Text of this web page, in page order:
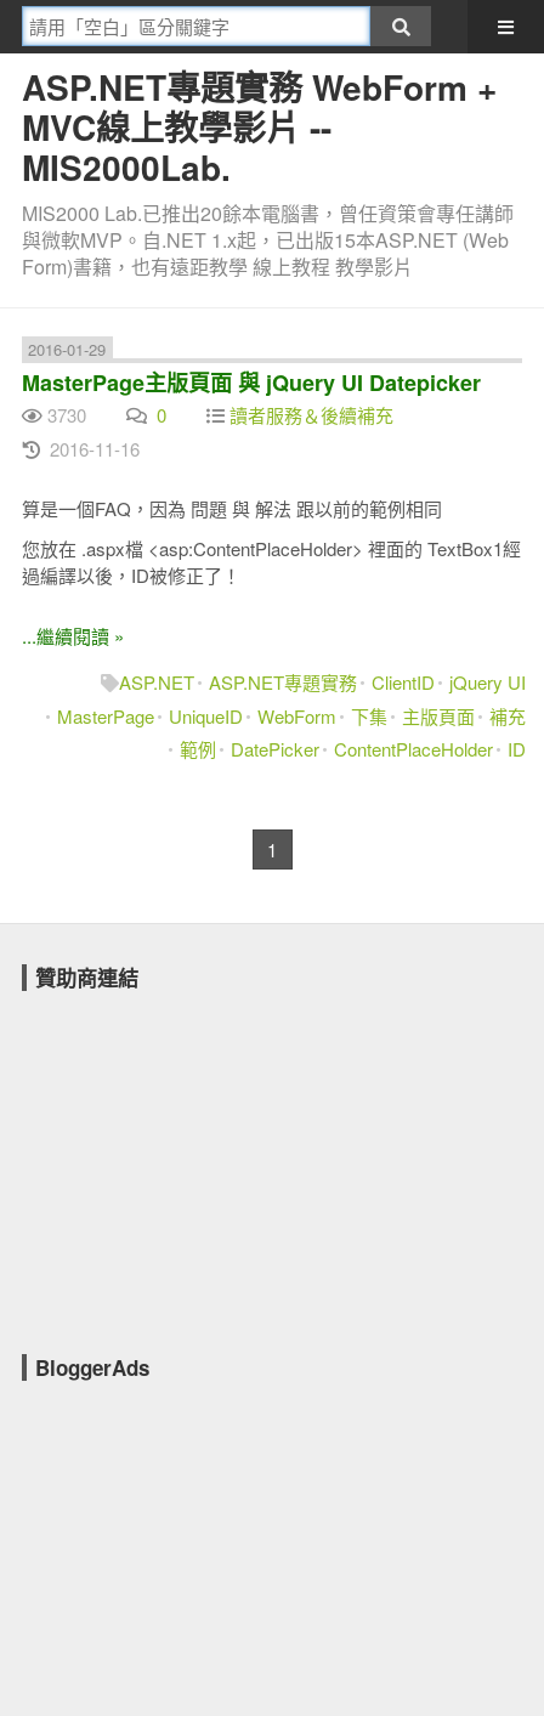
ASP.NET專題實務 WebForm +
MVC線上教學影片 --
MIS2000Lab.
MIS2000 Lab.已推出20餘本電腦書，曾任資策會專任講師
與微軟MVP。自.NET 1.x起，已出版15本ASP.NET (Web
Form)書籍，也有遠距教學 線上教程 教學影片
2016-01-29
MasterPage主版頁面 與 jQuery UI Datepicker
3730 0
讀者服務＆後續補充
2016-11-16
算是一個FAQ，因為 問題 與 解法 跟以前的範例相同
您放在 .aspx檔 <asp:ContentPlaceHolder> 裡面的 TextBox1經
過編譯以後，ID被修正了！
...繼續閱讀 »
ASP.NET ASP.NET專題實務 ClientID
jQuery UI
MasterPage
UniqueID WebForm 下集 主版頁面 補充
範例
DatePicker ContentPlaceHolder ID
1
贊助商連結
BloggerAds